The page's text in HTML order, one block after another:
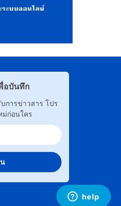
อบันทึก
บการข่าวสาร โปร
ก่อนใคร